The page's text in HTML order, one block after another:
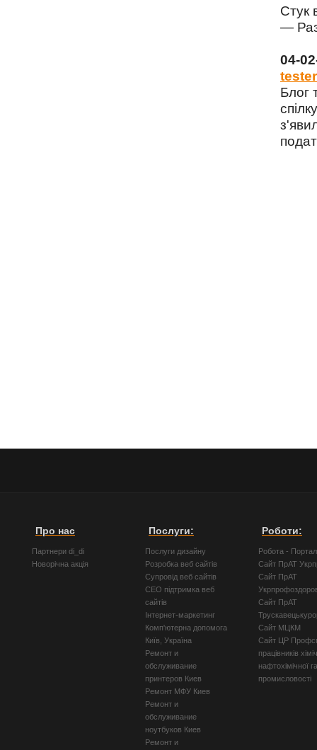
Стук
—
04-
tester
Блог
Про нас
Партнери di_di
Новорічна акція
Послуги:
Послуги дизайну
Розробка веб сайтів
Супровід веб сайтів
СЕО підтримка веб
сайтів
Інтернет-маркетинг
Комп'ютерна допомога
Київ, Україна
Ремонт и
обслуживание
принтеров Киев
Ремонт МФУ Киев
Ремонт и
обслуживание
ноутбуков Киев
Ремонт и
Роботи:
Робота -
Сайт ПрАТ
Сайт ПрАТ
Сайт ПрАТ
Сайт МЦКМ
Сайт ЦР
працівників
нафтохімічної
промисловості